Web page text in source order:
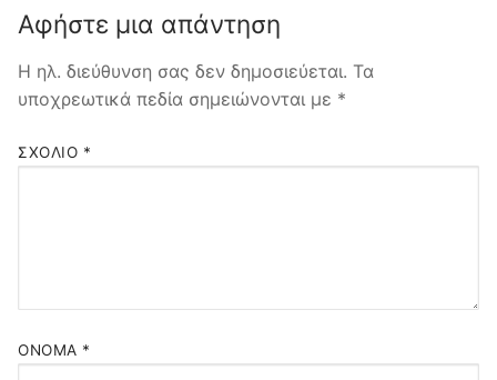
Ασφάλιση σκάφους
Ασφάλιση Υγείας
Τρόποι Πληρωμής
Αφήστε μια απάντηση
Η ηλ. διεύθυνση σας δεν δημοσιεύεται. Τα
υποχρεωτικά πεδία σημειώνονται με *
ΣΧΌΛΙΟ *
ΌΝΟΜΑ *